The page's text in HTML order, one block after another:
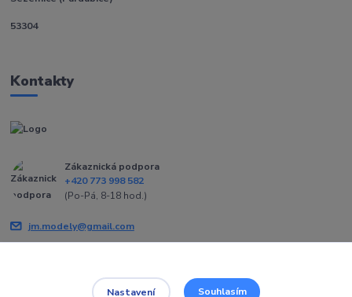
53304
Kontakty
Zákaznická podpora
+420 773 998 582
(Po-Pá, 8-18 hod.)
jm.modely@gmail.com
Nastavení Souhlasím